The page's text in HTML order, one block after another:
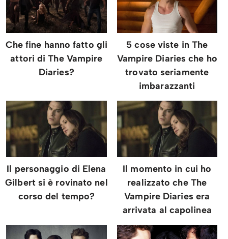
Che fine hanno fatto gli
attori di The Vampire
Diaries?
5 cose viste in The
Vampire Diaries che ho
trovato seriamente
imbarazzanti
Il personaggio di Elena
Gilbert si è rovinato nel
corso del tempo?
Il momento in cui ho
realizzato che The
Vampire Diaries era
arrivata al capolinea